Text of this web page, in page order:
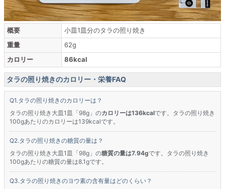
概要
小皿1皿分のタラの照り焼き
重量
62g
カロリー
86kcal
タラの照り焼きのカロリー・栄養FAQ
タラの照り焼きのカロリーは？
タラの照り焼き大皿1皿「98g」のカロリーは136kcalです。タラの照り焼き
100gあたりのカロリーは139kcalです。
タラの照り焼きの糖質の量は？
タラの照り焼き大皿1皿「98g」の糖質の量は7.94gです。タラの照り焼き
100gあたりの糖質の量は8.1gです。
タラの照り焼きのヨウ素の含有量はどのくらい？